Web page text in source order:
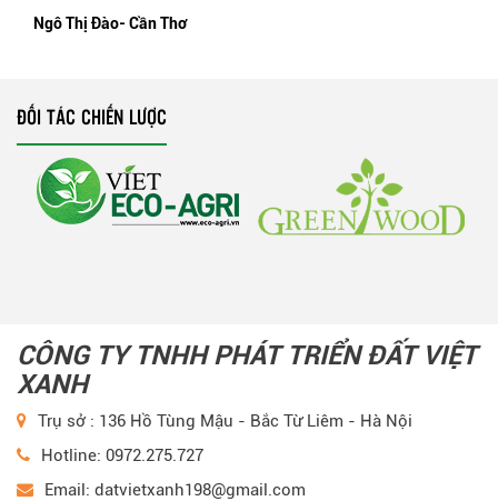
Ngô Thị Đào- Cần Thơ
ĐỐI TÁC CHIẾN LƯỢC
CÔNG TY TNHH PHÁT TRIỂN ĐẤT VIỆT
XANH
Trụ sở : 136 Hồ Tùng Mậu - Bắc Từ Liêm - Hà Nội
Hotline: 0972.275.727
Email: datvietxanh198@gmail.com